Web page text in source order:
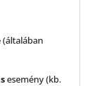
esemény (kb.